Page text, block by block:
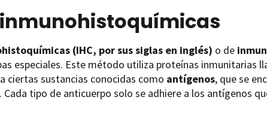
(IHC, por sus siglas en inglés) o de
especiales. Este método utiliza proteínas inmunitarias
ciertas sustancias conocidas como antígenos, que se
tipo de anticuerpo solo se adhiere a los antígenos